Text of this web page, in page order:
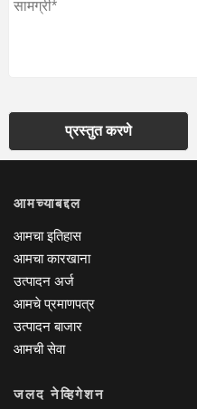
प्रस्तुत करणे
आमच्याबद्दल
आमचा इतिहास
आमचा कारखाना
उत्पादन अर्ज
आमचे प्रमाणपत्र
उत्पादन बाजार
आमची सेवा
जलद नेव्हिगेशन